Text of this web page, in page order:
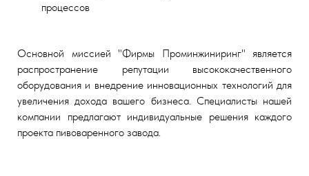
процессов
Основной миссией "Фирмы Проминжиниринг" является
распространение репутации высококачественного
оборудования и внедрение инновационных технологий для
увеличения дохода вашего бизнеса. Специалисты нашей
компании предлагают индивидуальные решения каждого
проекта пивоваренного завода.